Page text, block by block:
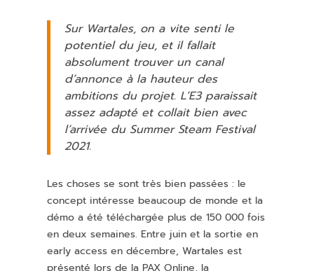
Sur Wartales, on a vite senti le
potentiel du jeu, et il fallait
absolument trouver un canal
d’annonce à la hauteur des
ambitions du projet. L’E3 paraissait
assez adapté et collait bien avec
l’arrivée du Summer Steam Festival
2021.
Les choses se sont très bien passées : le
concept intéresse beaucoup de monde et la
démo a été téléchargée plus de 150 000 fois
en deux semaines. Entre juin et la sortie en
early access en décembre, Wartales est
présenté lors de la PAX Online, la